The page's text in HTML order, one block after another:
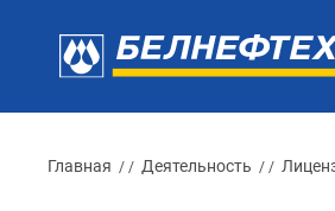
Главная / / Деятельность / /